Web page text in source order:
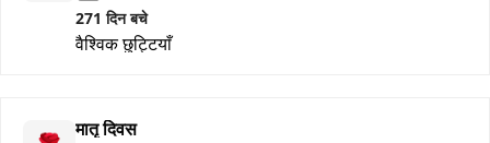
271 दिन बचे
वैश्विक छुट्टियाँ
मातृ दिवस